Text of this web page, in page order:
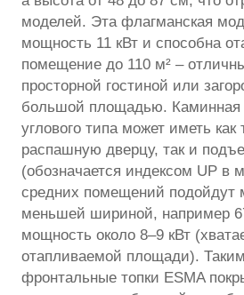
моделей. Эта флагманская
мощность 11 кВт и способна
помещение до 110 м² –
просторной гостиной или
большой площадью. Каминная
углового типа может иметь
распашную дверцу, так и
(обозначается индексом UP в
средних помещений подойдут
меньшей шириной, например
мощность около 8–9 кВт
отапливаемой площади).
фронтальные топки ESMA